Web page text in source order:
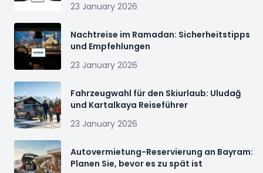
23 January 2026
Nachtreise im Ramadan: Sicherheitstipps
und Empfehlungen
23 January 2026
Fahrzeugwahl für den Skiurlaub: Uludağ
und Kartalkaya Reiseführer
23 January 2026
Autovermietung-Reservierung an Bayram:
Planen Sie, bevor es zu spät ist